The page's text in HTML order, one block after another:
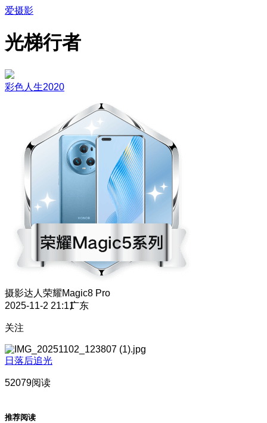
爱摄影
光梯行者
彩色人生2020
摄影达人 荣耀Magic8 Pro
2025-11-2 21:11广东
关注
日落后追光
52079阅读
推荐阅读